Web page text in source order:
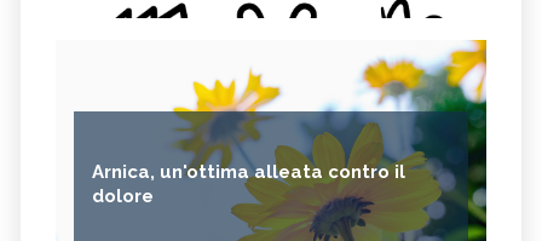
Arnica, un'ottima alleata contro il
dolore